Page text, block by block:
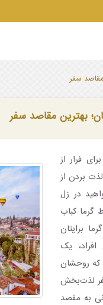
سفر
بهترین مقاصد سفر
فرار از
بردن از
در زل
گرما کباب
برایتان
افراد، یک
روحشان
لذت‌بخش
به مقصد